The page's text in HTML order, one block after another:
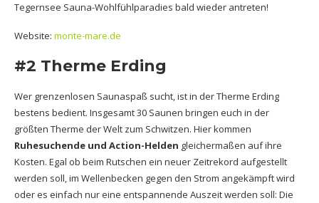
Tegernsee Sauna-Wohlfühlparadies bald wieder antreten!
Website: monte-mare.de
#2 Therme Erding
Wer grenzenlosen Saunaspaß sucht, ist in der Therme Erding
bestens bedient. Insgesamt 30 Saunen bringen euch in der
größten Therme der Welt zum Schwitzen. Hier kommen
Ruhesuchende und Action-Helden gleichermaßen auf ihre
Kosten. Egal ob beim Rutschen ein neuer Zeitrekord aufgestellt
werden soll, im Wellenbecken gegen den Strom angekämpft wird
oder es einfach nur eine entspannende Auszeit werden soll: Die